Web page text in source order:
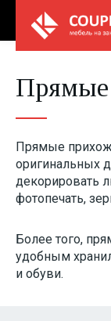
Каталог
Шкафы-купе
Кухни
Гостиные
Гардеробные
Прихожие
Акции
Рассрочка
О компании
Услуги
Прямые
Прямые
оригинальных
декорировать
фотопечать,
Более того,
удобным
и обуви.